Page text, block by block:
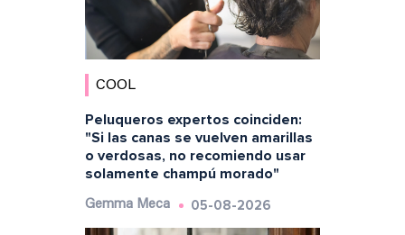
COOL
Peluqueros expertos coinciden:
"Si las canas se vuelven amarillas
o verdosas, no recomiendo usar
solamente champú morado"
Gemma Meca 05-08-2026